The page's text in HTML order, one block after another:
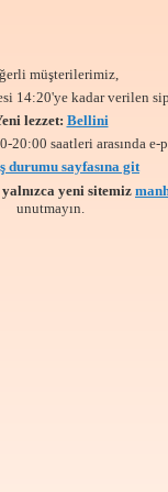
müşterilerimiz,
14:20'ye kadar verilen
lezzet: Bellini
saatleri arasında
durumu sayfasına git
yalnızca yeni sitemiz
unutmayın.